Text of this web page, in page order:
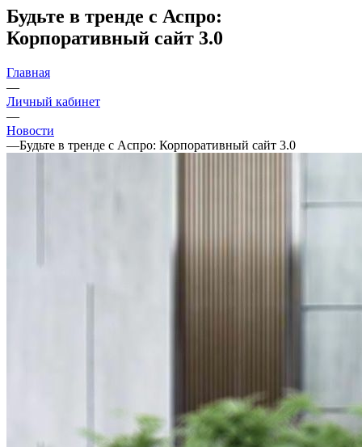
Будьте в тренде с Аспро:
Корпоративный сайт 3.0
Главная
—
Личный кабинет
—
Новости
—Будьте в тренде с Аспро: Корпоративный сайт 3.0